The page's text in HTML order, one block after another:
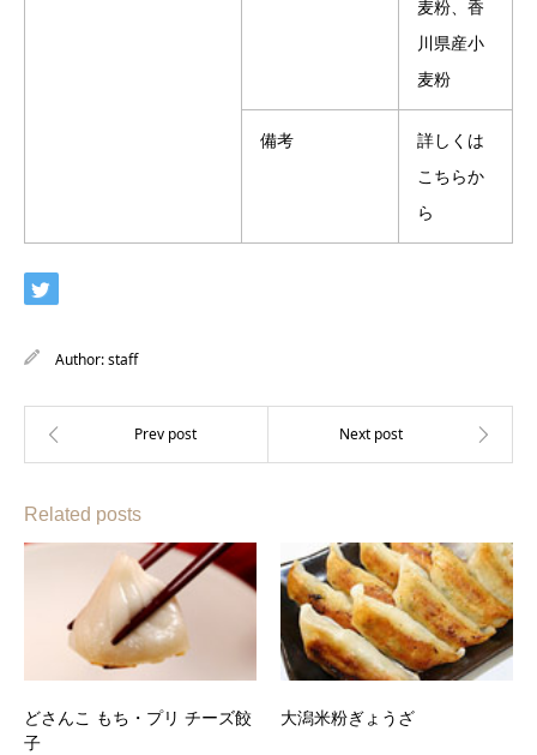
麦粉、香
川県産小
麦粉
備考
詳しくは
こちらか
ら
Author:staff
Related posts
どさんこ もち・プリ チーズ餃
子
大潟米粉ぎょうざ